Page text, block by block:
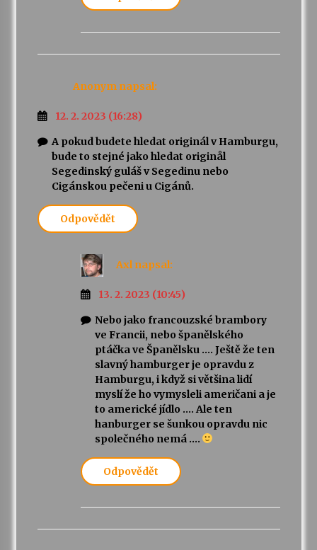
Anonym napsal:
12. 2. 2023 (16:28)
A pokud budete hledat originál v Hamburgu,
bude to stejné jako hledat originål
Segedinský guláš v Segedinu nebo
Cigánskou pečeni u Cigánů.
Odpovědět
Axl napsal:
13. 2. 2023 (10:45)
Nebo jako francouzské brambory
ve Francii, nebo španělského
ptáčka ve Španělsku …. Ještě že ten
slavný hamburger je opravdu z
Hamburgu, i když si většina lidí
myslí že ho vymysleli američani a je
to americké jídlo …. Ale ten
hanburger se šunkou opravdu nic
společného nemá ….
Odpovědět